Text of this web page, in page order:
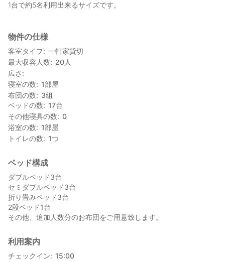
1台で約5名利用出来るサイズです。
物件の仕様
客室タイプ 一軒家貸切
最大収容人数
20人
広さ
寝室の数
1部屋
布団の数
3組
ベッドの数
17台
その他寝具の数
0
浴室の数
1部屋
トイレの数
1つ
ベッド構成
ダブルベッド3台
セミダブルベッド3台
折り畳みベッド3台
2段ベッド1台
その他、追加人数分のお布団をご用意致します。
利用案内
チェックイン
15:00